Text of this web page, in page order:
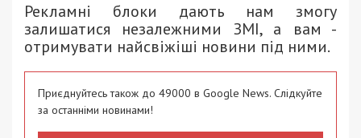
Рекламні блоки дають нам змогу
залишатися незалежними ЗМІ, а вам -
отримувати найсвіжіші новини під ними.
Приєднуйтесь також до 49000 в Google News. Слідкуйте
за останніми новинами!